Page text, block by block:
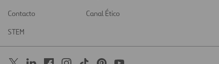
Contacto
Canal Ético
STEM